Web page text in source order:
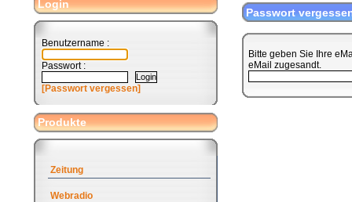
Login
Benutzername :
Passwort :
[Passwort vergessen]
Produkte
Zeitung
Webradio
Passwort
Bitte geben Sie Ihre
eMail zugesandt.